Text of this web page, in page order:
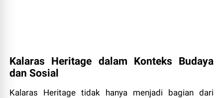
Kalaras Heritage dalam Konteks Budaya
dan Sosial
Kalaras Heritage tidak hanya menjadi bagian dari